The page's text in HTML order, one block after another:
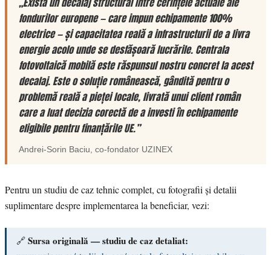
fondurilor europene — care impun echipamente 100%
electrice — și capacitatea reală a infrastructurii de a livra
energie acolo unde se desfășoară lucrările. Centrala
fotovoltaică mobilă este răspunsul nostru concret la acest
decalaj. Este o soluție românească, gândită pentru o
problemă reală a pieței locale, livrată unui client român
care a luat decizia corectă de a investi în echipamente
eligibile pentru finanțările UE.”
Andrei-Sorin Baciu , co-fondator UZINEX
Pentru un studiu de caz tehnic complet, cu fotografii și detalii
suplimentare despre implementarea la beneficiar, vezi:
🔗 Sursa originală — studiu de caz detaliat: